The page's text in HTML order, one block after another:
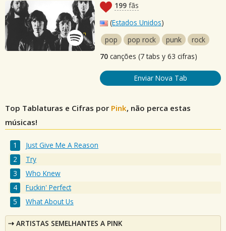
199 fãs
(Estados Unidos)
pop
pop rock punk
rock
70 canções (7 tabs y 63 cifras)
Enviar Nova Tab
Top Tablaturas e Cifras por Pink, não perca estas
músicas!
Just Give Me A Reason
Try
Who Knew
Fuckin' Perfect
What About Us
ARTISTAS SEMELHANTES A PINK